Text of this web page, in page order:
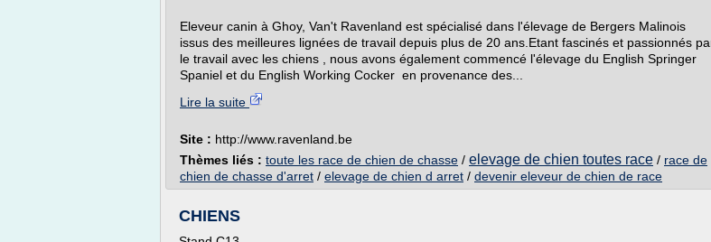
Eleveur canin à Ghoy, Van't Ravenland est spécialisé dans l'élevage de Bergers Malinois
issus des meilleures lignées de travail depuis plus de 20 ans.Etant fascinés et passionnés
le travail avec les chiens , nous avons également commencé l'élevage du English Springer
Spaniel et du English Working Cocker en provenance des...
Lire la suite
Site : http://www.ravenland.be
Thèmes liés : toute les race de chien de chasse / elevage de chien toutes race / race de
chien de chasse d'arret / elevage de chien d arret / devenir eleveur de chien de race
CHIENS